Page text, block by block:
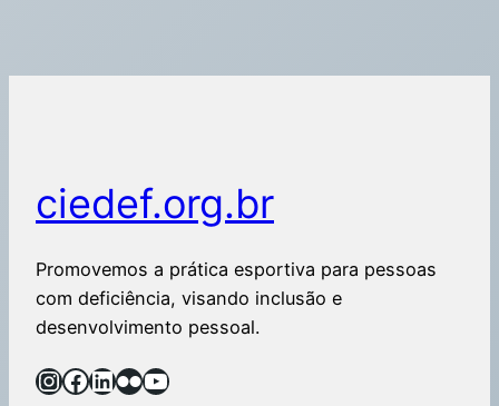
ciedef.org.br
Promovemos a prática esportiva para pessoas
com deficiência, visando inclusão e
desenvolvimento pessoal.